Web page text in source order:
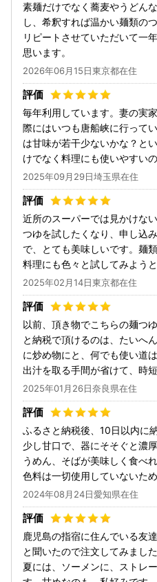
素麺だけでなく蕎麦やうどん
し、希釈すれば温かい麺類の
リピートさせていただいて一
思います。
2026年06月15日東京都在住
毎年利用しています。妻の実
際にはいつも唐船峡に行って
は甘味が若干少ないかな？と
けでなく料理にも使いやすい
2025年09月29日埼玉県在住
近所のスーパーでは見かけな
つゆを試したくなり、申し込
で、とても美味しいです。麺
料理にも色々と試してみようと
2025年02月14日東京都在住
以前、頂き物でこちらの麺つ
と納税で頂けるのは、たいへ
に炒め物にと、何でも使い道
出汁を取る手間が省けて、時
2025年01月26日奈良県在住
ふるさと納税後、10日以内に
少し甘口で、器にそそぐと濃
うめん、そばが美味しく食べ
色料は一切使用していないた
2024年08月24日愛知県在住
鹿児島の指宿に住んでいる友
と聞いたので注文してみました
夏には、ソーメンに、ストレ